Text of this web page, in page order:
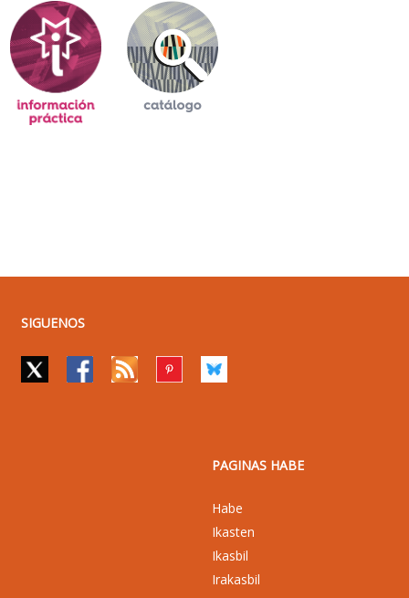
SIGUENOS
PAGINAS HABE
Habe
Ikasten
Ikasbil
Irakasbil